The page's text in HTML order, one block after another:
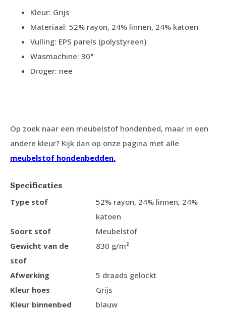
Kleur: Grijs
Materiaal: 52% rayon, 24% linnen, 24% katoen
Vulling: EPS parels (polystyreen)
Wasmachine: 30°
Droger: nee
Op zoek naar een meubelstof hondenbed, maar in een
andere kleur? Kijk dan op onze pagina met alle
meubelstof hondenbedden.
Specificaties
Type stof
52% rayon, 24% linnen, 24%
katoen
Soort stof
Meubelstof
Gewicht van de
stof
830 g/m²
Afwerking
5 draads gelockt
Kleur hoes
Grijs
Kleur binnenbed
blauw